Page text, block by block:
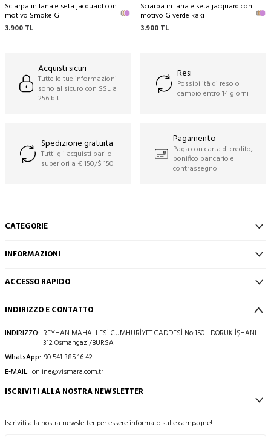
Sciarpa in lana e seta jacquard con
motivo Smoke G
3.900 TL
Sciarpa in lana e seta jacquard con
motivo G verde kaki
3.900 TL
Acquisti sicuri
Tutte le tue informazioni
sono al sicuro con SSL a
256 bit
Resi
Possibilità di reso o
cambio entro 14 giorni
Spedizione gratuita
Tutti gli acquisti pari o
superiori a € 150/$ 150
Pagamento
Paga con carta di credito,
bonifico bancario e
contrassegno
CATEGORIE
INFORMAZIONI
ACCESSO RAPIDO
INDIRIZZO E CONTATTO
INDIRIZZO: REYHAN MAHALLESİ CUMHURİYET CADDESİ No:150 - DORUK İŞHANI -
312 Osmangazi/BURSA
WhatsApp: 90 541 385 16 42
E-MAIL: online@vismara.com.tr
ISCRIVITI ALLA NOSTRA NEWSLETTER
Iscriviti alla nostra newsletter per essere informato sulle campagne!